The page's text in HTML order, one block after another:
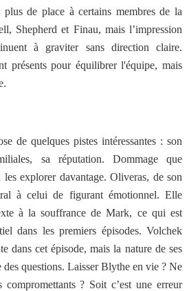
plus de place à certains membres de la
Shepherd et Finau, mais l’impression
à graviter sans direction claire.
présents pour équilibrer l'équipe, mais
de quelques pistes intéressantes : son
sa réputation. Dommage que
les explorer davantage. Oliveras, de son
à celui de figurant émotionnel. Elle
à la souffrance de Mark, ce qui est
dans les premiers épisodes. Volchek
dans cet épisode, mais la nature de ses
des questions. Laisser Blythe en vie ? Ne
compromettants ? Soit c’est une erreur